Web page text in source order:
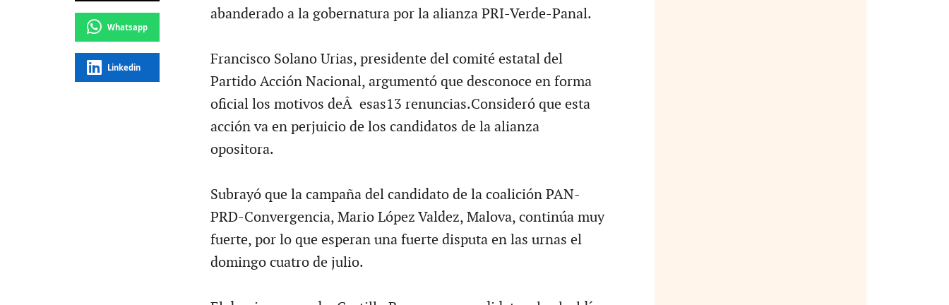
Whatsapp
Linkedin
abanderado a la gobernatura por la alianza PRI-Verde-Panal.
Francisco Solano Urias, presidente del comité estatal del
Partido Acción Nacional, argumentó que desconoce en forma
oficial los motivos deÂ esas13 renuncias.Consideró que esta
acción va en perjuicio de los candidatos de la alianza
opositora.
Subrayó que la campaña del candidato de la coalición PAN-
PRD-Convergencia, Mario López Valdez, Malova, continúa muy
fuerte, por lo que esperan una fuerte disputa en las urnas el
domingo cuatro de julio.